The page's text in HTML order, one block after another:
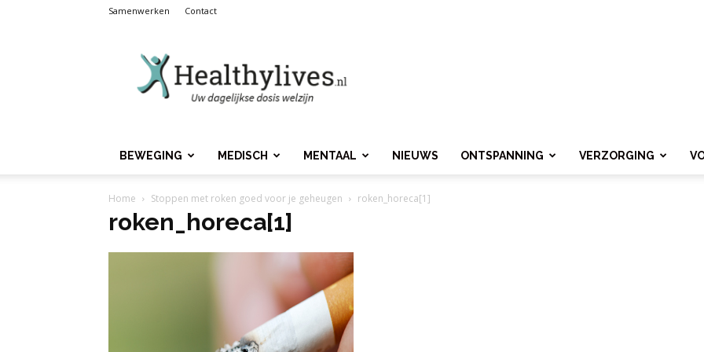
Samenwerken Contact
BEWEGING MEDISCH MENTAAL NIEUWS ONTSPANNING VERZORGING
Home Stoppen met roken goed voor je geheugen roken_horeca[1]
roken_horeca[1]